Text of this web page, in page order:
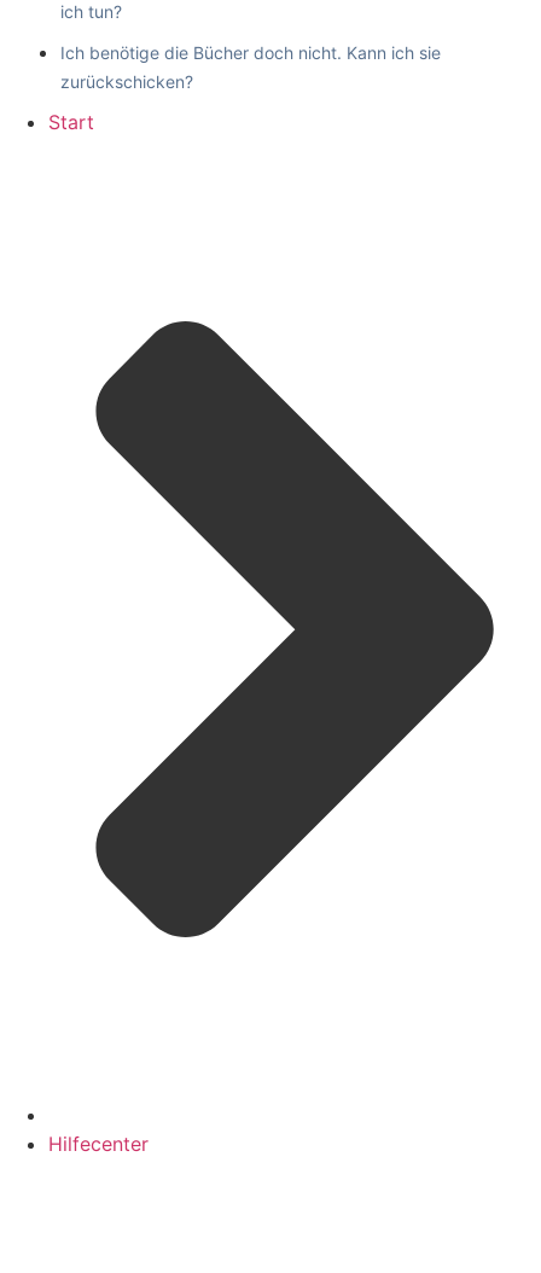
ich tun?
Ich benötige die Bücher doch nicht. Kann ich sie
zurückschicken?
Start
Hilfecenter